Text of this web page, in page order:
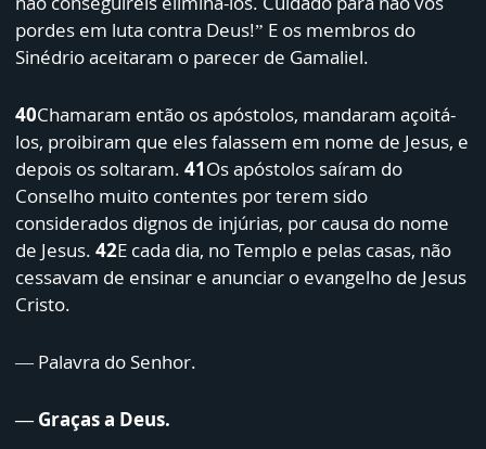
pordes em luta contra Deus!” E os membros do
Sinédrio aceitaram o parecer de Gamaliel.
40Chamaram então os apóstolos, mandaram açoitá-
los, proibiram que eles falassem em nome de Jesus, e
depois os soltaram. 41Os apóstolos saíram do
Conselho muito contentes por terem sido
considerados dignos de injúrias, por causa do nome
de Jesus. 42E cada dia, no Templo e pelas casas, não
cessavam de ensinar e anunciar o evangelho de Jesus
Cristo.
— Palavra do Senhor.
— Graças a Deus.